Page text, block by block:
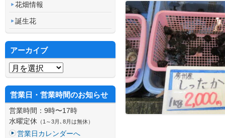
花畑情報
誕生花
アーカイブ
アーカイブ
営業日・営業時間のお知らせ
営業時間：9時〜17時
水曜定休 （1～3月､8月は無休）
営業日カレンダーへ